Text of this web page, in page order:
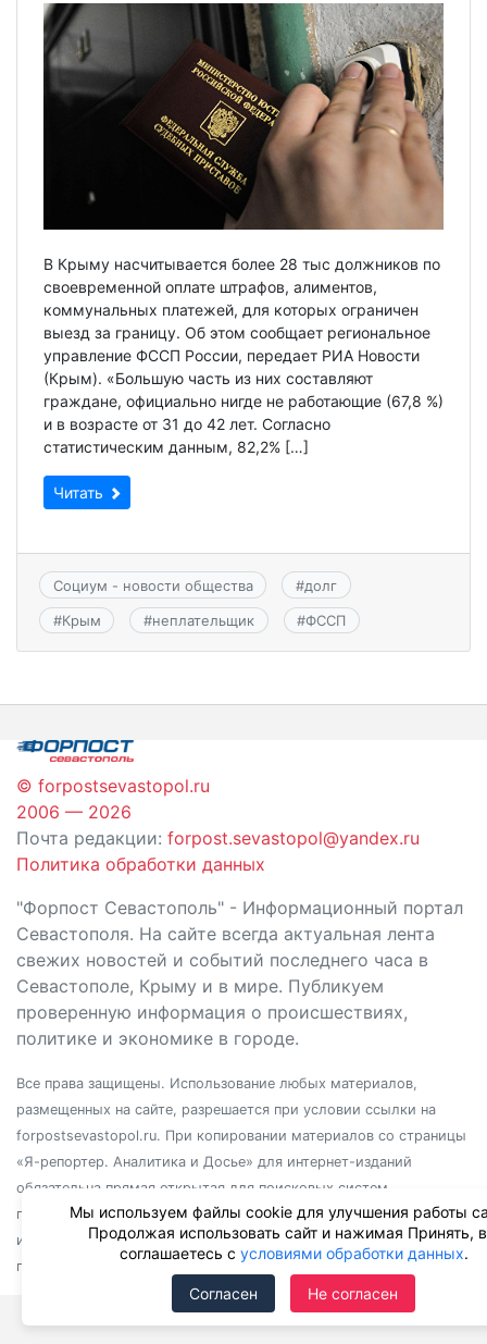
В Крыму насчитывается более 28 тыс должников по
своевременной оплате штрафов, алиментов,
коммунальных платежей, для которых ограничен
выезд за границу. Об этом сообщает региональное
управление ФССП России, передает РИА Новости
(Крым). «Большую часть из них составляют
граждане, официально нигде не работающие (67,8 %)
и в возрасте от 31 до 42 лет. Согласно
статистическим данным, 82,2% […]
Читать
Социум - новости общества #долг
#Крым #неплательщик #ФССП
© forpostsevastopol.ru
2006 — 2026
Почта редакции: forpost.sevastopol@yandex.ru
Политика обработки данных
"Форпост Севастополь" - Информационный портал
Севастополя. На сайте всегда актуальная лента
свежих новостей и событий последнего часа в
Севастополе, Крыму и в мире. Публикуем
проверенную информация о происшествиях,
политике и экономике в городе.
Все права защищены. Использование любых материалов,
размещенных на сайте, разрешается при условии ссылки на
forpostsevastopol.ru. При копировании материалов со страницы
«Я-репортер. Аналитика и Досье» для интернет-изданий
обязательна прямая открытая для поисковых систем
гиперссылка. Независимо от полного или частичного
использования материалов, ссылка должна быть размещена в
подзаголовке или первом абзаце материала.
Мы используем файлы cookie для улучшения работы
Продолжая использовать сайт и нажимая Принять,
соглашаетесь с условиями обработки данных.
Согласен Не согласен